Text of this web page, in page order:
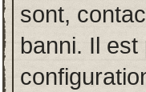
sont,
banni. Il est